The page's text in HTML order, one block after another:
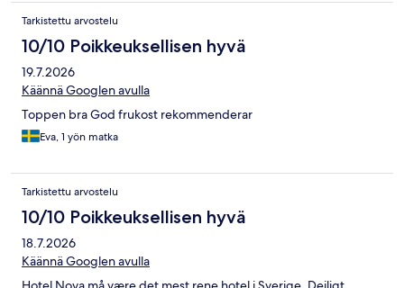
Tarkistettu arvostelu
10/10 Poikkeuksellisen hyvä
19.7.2026
Käännä Googlen avulla
Toppen bra God frukost rekommenderar
Eva, 1 yön matka
Tarkistettu arvostelu
10/10 Poikkeuksellisen hyvä
18.7.2026
Käännä Googlen avulla